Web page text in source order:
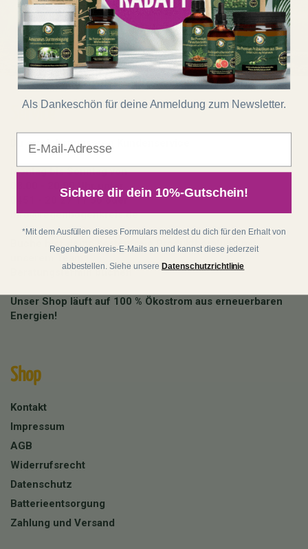
Regenwald schützen
konnten!
Service
Du erreichst unseren Kundenservice
Montag bis Sonntag von
08:00 - 20:00 Uhr unter
0451 - 20 27 11 50 oder
info@regenbogenkreis.de
Buche hier deine kostenfreie Produktberatung mit
Beratungstermin buchen
Unser Shop läuft auf 100 % Ökostrom aus erneuerbaren
Energien!
Shop
Kontakt
Impressum
AGB
Widerrufsrecht
Datenschutz
Batterieentsorgung
Zahlung und Versand
Als Dankeschön für deine Anmeldung zum Newsletter.
Sichere dir dein 10%-Gutschein!
*Mit dem Ausfüllen dieses Formulars meldest du dich für den Erhalt von
Regenbogenkreis-E-Mails an und kannst diese jederzeit
abbestellen. Siehe unsere Datenschutzrichtlinie